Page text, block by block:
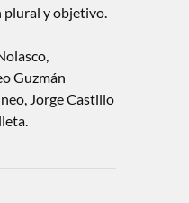
plural y objetivo.
Guzmán
Jorge Castillo